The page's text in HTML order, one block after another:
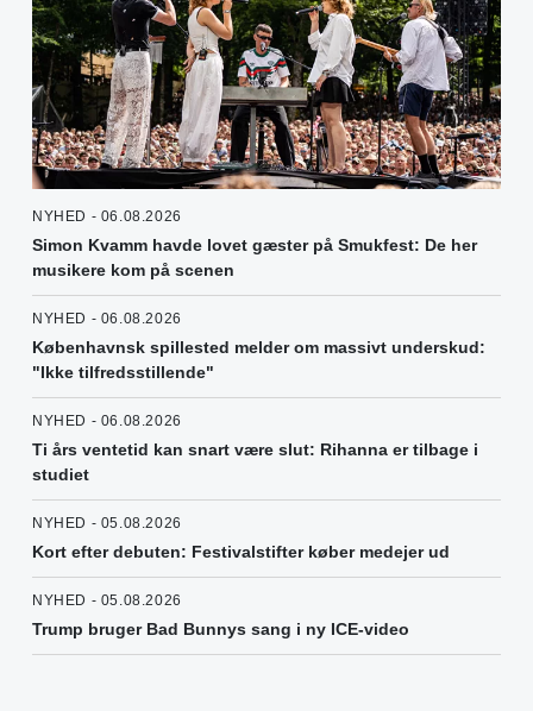
NYHED - 06.08.2026
Simon Kvamm havde lovet gæster på Smukfest: De her
musikere kom på scenen
NYHED - 06.08.2026
Københavnsk spillested melder om massivt underskud:
"Ikke tilfredsstillende"
NYHED - 06.08.2026
Ti års ventetid kan snart være slut: Rihanna er tilbage i
studiet
NYHED - 05.08.2026
Kort efter debuten: Festivalstifter køber medejer ud
NYHED - 05.08.2026
Trump bruger Bad Bunnys sang i ny ICE-video